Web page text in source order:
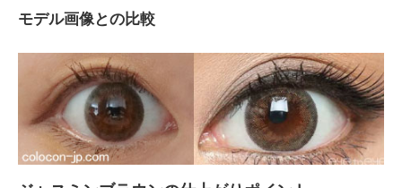
モデル画像との比較